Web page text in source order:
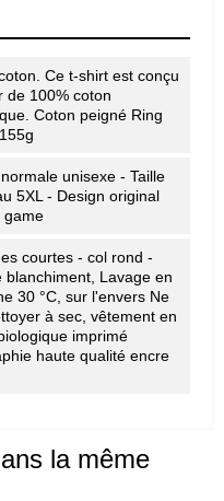
Ce t-shirt est conçu
de 100% coton
Coton peigné Ring
unisexe - Taille
5XL - Design original
game
courtes - col rond -
blanchiment, Lavage en
30 °C, sur l'envers Ne
à sec, vêtement en
imprimé
haute qualité encre
la même